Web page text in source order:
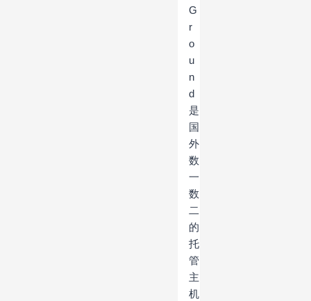
G
r
o
u
n
d
是
国
外
数
一
数
二
的
托
管
主
机